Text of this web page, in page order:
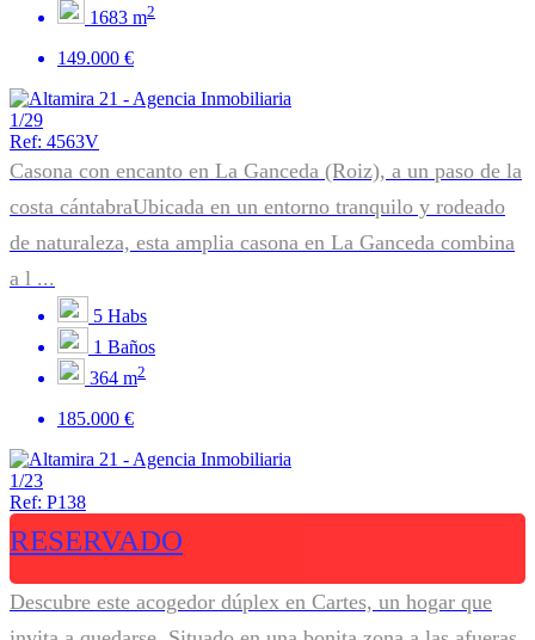
1683 m2
149.000 €
1/29
Ref: 4563V
Casona con encanto en La Ganceda (Roiz), a un paso de la
costa cántabraUbicada en un entorno tranquilo y rodeado
de naturaleza, esta amplia casona en La Ganceda combina
a l ...
5 Habs
1 Baños
364 m2
185.000 €
1/23
Ref: P138
RESERVADO
Descubre este acogedor dúplex en Cartes, un hogar que